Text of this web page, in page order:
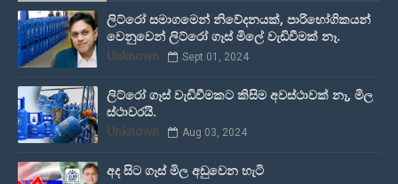
ලිට්රෝ සමාගමෙන් නිවේදනයක්, පාරිභෝගිකයන්
වෙනුවෙන් ලිට්රෝ ගෑස් මිලේ වැඩිවීමක් නෑ.
Unknown Sept 01, 2024
ලිට්රෝ ගෑස් වැඩිවීමකට කිසිම අවස්ථාවක් නෑ, මිල
ස්ථාවරයි.
Unknown Aug 03, 2024
අද සිට ගෑස් මිල අඩුවෙන හැටි